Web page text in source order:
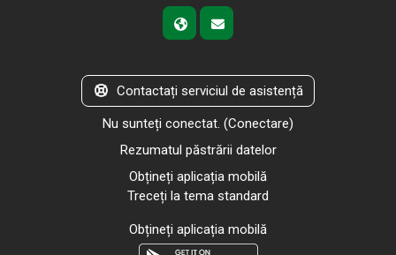
Contactați serviciul de asistență
Nu sunteți conectat. (Conectare)
Rezumatul păstrării datelor
Obțineți aplicația mobilă
Treceți la tema standard
Obțineți aplicația mobilă